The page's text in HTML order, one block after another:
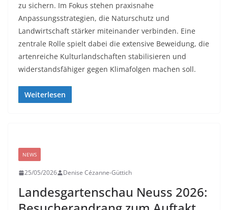
zu sichern. Im Fokus stehen praxisnahe
Anpassungsstrategien, die Naturschutz und
Landwirtschaft stärker miteinander verbinden. Eine
zentrale Rolle spielt dabei die extensive Beweidung, die
artenreiche Kulturlandschaften stabilisieren und
widerstandsfähiger gegen Klimafolgen machen soll.
Weiterlesen
NEWS
25/05/2026 Denise Cézanne-Güttich
Landesgartenschau Neuss 2026: